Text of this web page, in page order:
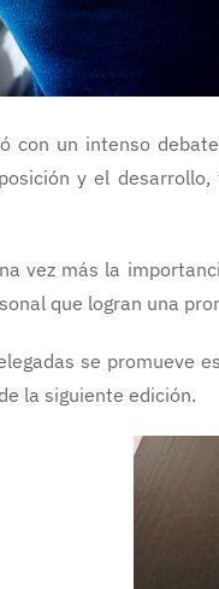
con un intenso
y el
vez más la
que logran una
se promueve
la siguiente edición.